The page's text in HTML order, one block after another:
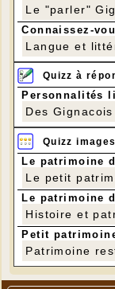
Le "parler"
Connaissez-
Langue et
Quizz à
Personnalités
Des
Quizz images
Le patrimoine
Le petit
Le patrimoine
Histoire et
Petit
Patrimoine